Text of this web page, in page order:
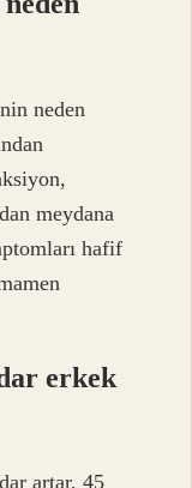
neden
meydana
hafif
erkek
artar, 45